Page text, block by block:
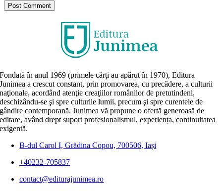
Fondată în anul 1969 (primele cărți au apărut în 1970), Editura
Junimea a crescut constant, prin promovarea, cu precădere, a culturii
naţionale, acordând atenţie creaţiilor românilor de pretutindeni,
deschizându-se şi spre culturile lumii, precum şi spre curentele de
gândire contemporană. Junimea vă propune o ofertă generoasă de
editare, având drept suport profesionalismul, experiența, continuitatea
exigentă.
B-dul Carol I, Grădina Copou, 700506, Iași
+40232-705837
contact@editurajunimea.ro